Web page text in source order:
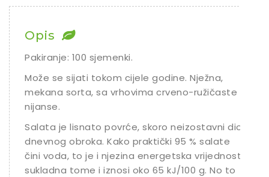
Ostalo sjeme
Opis
Pakiranje: 100 sjemenki.
Može se sijati tokom cijele godine. Nježna,
mekana sorta, sa vrhovima crveno-ružičaste
nijanse.
Salata je lisnato povrće, skoro neizostavni dio
dnevnog obroka. Kako praktički 95 % salate
čini voda, to je i njezina energetska vrijednost
sukladna tome i iznosi oko 65 kJ/100 g. No to